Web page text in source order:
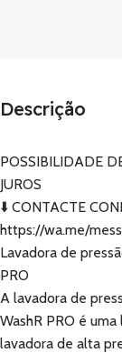
Descrição
POSSIBILIDADE
JUROS
⬇️ CONTACTE
https://wa.me/
Lavadora de
PRO
A lavadora de
WashR PRO é
lavadora de alta